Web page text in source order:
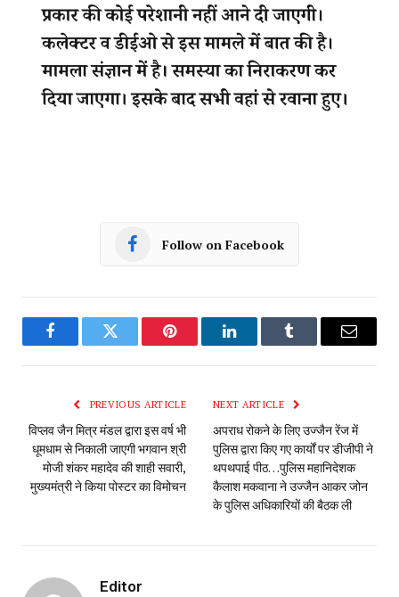
Follow on Facebook
FacebookTwitter Pinterest LinkedInTumblr Email
PREVIOUS ARTICLE
विप्लव जैन मित्र मंडल द्वारा इस वर्ष भी
धूमधाम से निकाली जाएगी भगवान श्री
मोजी शंकर महादेव की शाही सवारी,
मुख्यमंत्री ने किया पोस्टर का विमोचन
NEXT ARTICLE
अपराध रोकने के लिए उज्जैन रेंज में
पुलिस द्वारा किए गए कार्यों पर डीजीपी ने
थपथपाई पीठ…पुलिस महानिदेशक
कैलाश मकवाना ने उज्जैन आकर जोन
के पुलिस अधिकारियों की बैठक ली
Editor